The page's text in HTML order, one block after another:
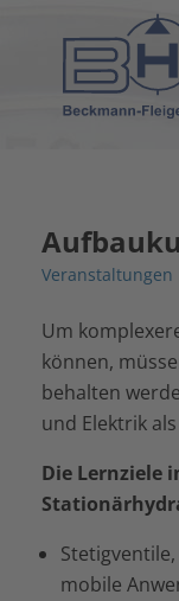
Veranstaltungen
Um
können,
behalten
und Elektrik
Die Lernziele
mobile